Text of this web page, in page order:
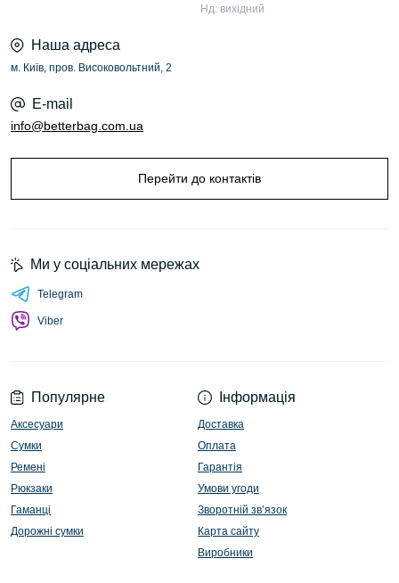
Нд: вихідний
Наша адреса
м. Київ, пров. Високовольтний, 2
E-mail
info@betterbag.com.ua
Перейти до контактів
Популярне
Аксесуари
Сумки
Ремені
Рюкзаки
Гаманці
Дорожні сумки
Інформація
Доставка
Оплата
Гарантія
Умови угоди
Зворотній зв’язок
Карта сайту
Виробники
Ми у соціальних мережах
Telegram
Viber